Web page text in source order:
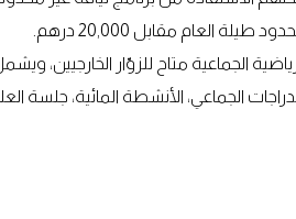
العام مقابل 20,000 درهم.
الجماعية متاح للزوّار الخارجيين،
الجماعي، الأنشطة المائية، جلسة